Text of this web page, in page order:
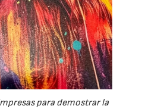
para demostrar la